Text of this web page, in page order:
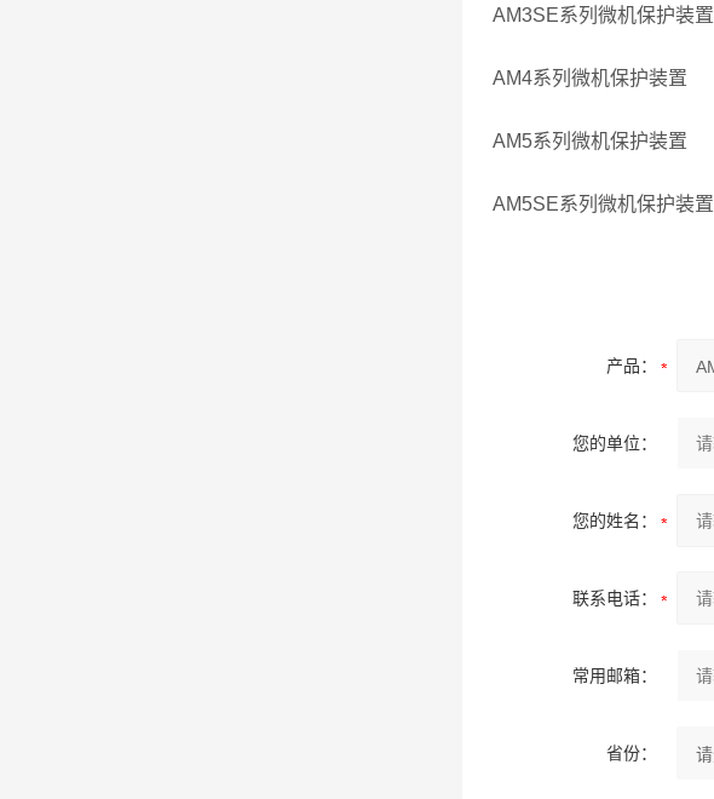
AM3SE系列微机保护装置
AM4系列微机保护装置
AM5系列微机保护装置
AM5SE系列微机保护装置
产品：
您的单位：
您的姓名：
联系电话：
常用邮箱：
省份：